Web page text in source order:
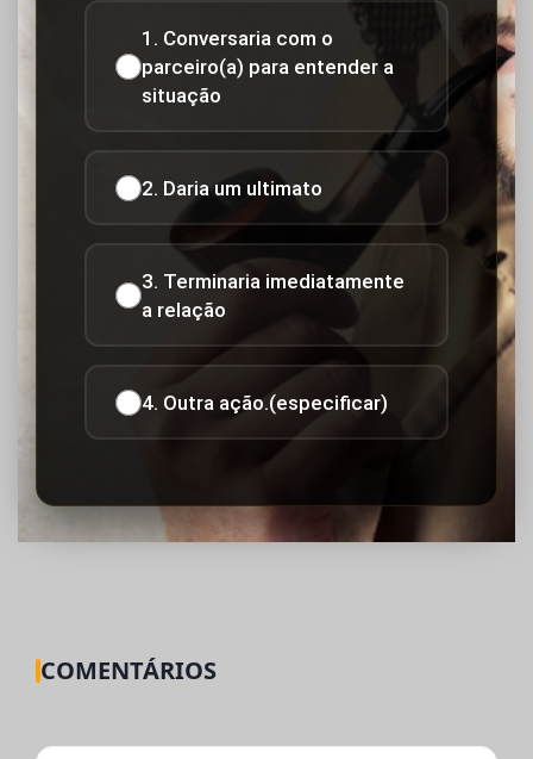
1. Conversaria com o
parceiro(a) para entender a
situação
2. Daria um ultimato
3. Terminaria imediatamente
a relação
4. Outra ação.(especificar)
COMENTÁRIOS